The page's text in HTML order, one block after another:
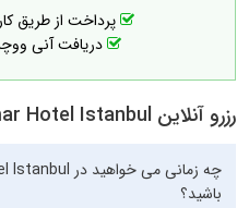
پرداخت از طریق
دریافت آنی
رزرو آنلاین Adelmar Hotel Istanbul
باشید؟